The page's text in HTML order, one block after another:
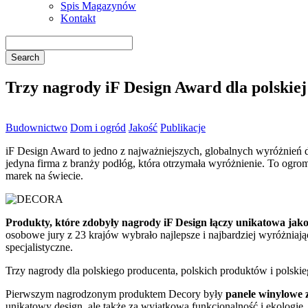
Spis Magazynów
Kontakt
Trzy nagrody iF Design Award dla
Budownictwo Dom i ogród Jakość Publikacje
iF Design Award to jedno z najważniejszych, globalnych
jedyna firma z branży podłóg, która otrzymała wyróżnienie. To
marek na świecie.
Produkty, które zdobyły nagrody iF Design łączy unikatowa
osobowe jury z 23 krajów wybrało najlepsze i najbardziej
specjalistyczne.
Trzy nagrody dla polskiego producenta, polskich produktów i
Pierwszym nagrodzonym produktem Decory były panele winylowe